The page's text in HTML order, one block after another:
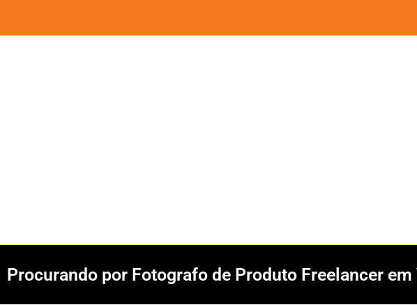
Procurando por Fotografo de Produto Freelancer em